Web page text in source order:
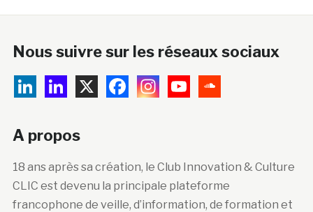
Nous suivre sur les réseaux sociaux
A propos
18 ans après sa création, le Club Innovation & Culture
CLIC est devenu la principale plateforme
francophone de veille, d’information, de formation et